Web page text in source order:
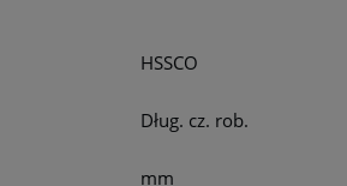
HSSCO
Dług. cz. rob.
mm